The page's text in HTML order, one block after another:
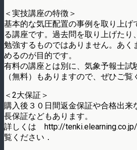
＜実技講座の特徴＞
基本的な気圧配置の事例を取り上げ
る講座です。過去問を取り上げたり
勉強するものではありません。あく
めるのが目的です。
有料の講座とは別に、気象予報士試
（無料）もありますので、ぜひご覧
＜2大保証＞
購入後３０日間返金保証や合格出来
長保証などもあります。
詳しくは http://
覧ください．